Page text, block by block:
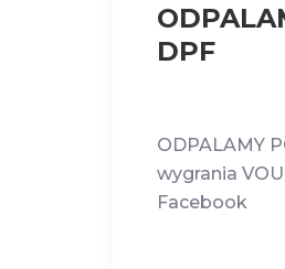
DPF
ODPALAMY
wygrania
Facebook